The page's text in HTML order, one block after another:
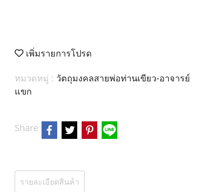
เพิ่มรายการโปรด
หมวดหมู่ : วัตถุมงคลสายพ่อท่านเขียว-อาจารย์
แขก
Share
รายละเอียดสินค้า